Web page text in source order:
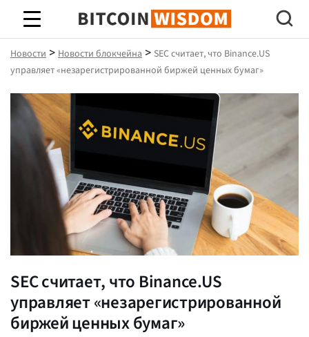
Биткойн Мудрость
Новости > Новости блокчейна > SEC считает, что Binance.US
управляет «незарегистрированной биржей ценных бумаг»
SEC считает, что Binance.US
управляет «незарегистрированной
биржей ценных бумаг»